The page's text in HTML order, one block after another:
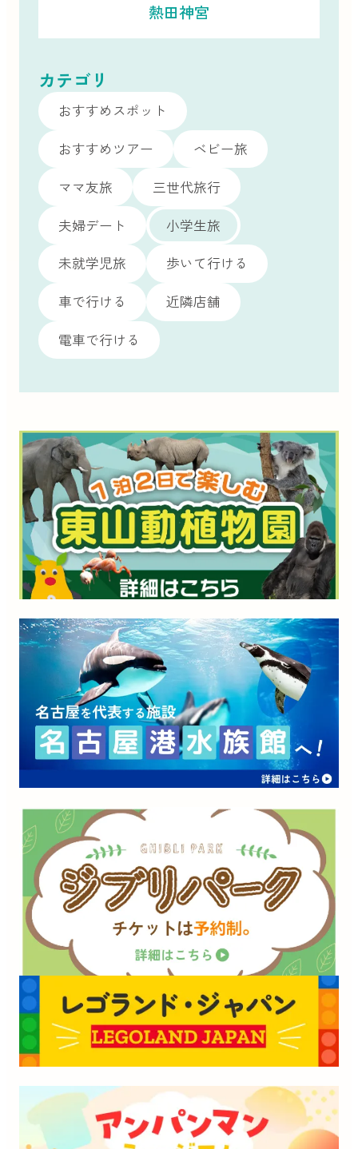
熱田神宮
カテゴリ
おすすめスポット
おすすめツアー
ベビー旅
ママ友旅
三世代旅行
夫婦デート
小学生旅
未就学児旅
歩いて行ける
車で行ける
近隣店舗
電車で行ける